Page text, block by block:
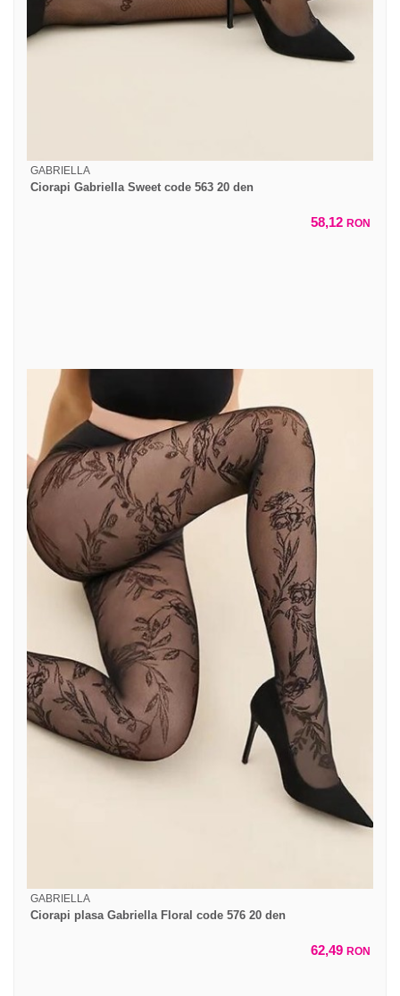
GABRIELLA
Ciorapi Gabriella Sweet code 563 20 den
58,12 RON
GABRIELLA
Ciorapi plasa Gabriella Floral code 576 20 den
62,49 RON